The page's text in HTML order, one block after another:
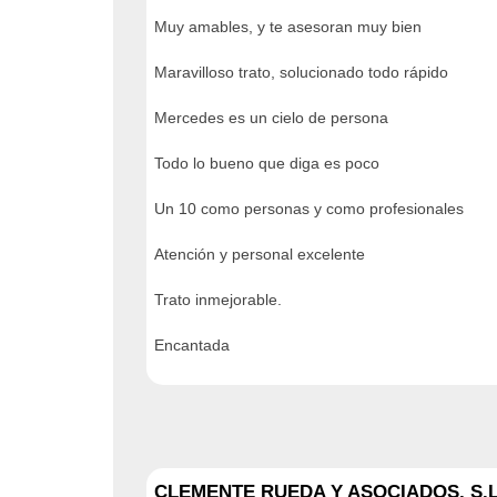
Muy amables, y te asesoran muy bien
Maravilloso trato, solucionado todo rápido
Mercedes es un cielo de persona
Todo lo bueno que diga es poco
Un 10 como personas y como profesionales
Atención y personal excelente
Trato inmejorable.
Encantada
CLEMENTE RUEDA Y ASOCIADOS,